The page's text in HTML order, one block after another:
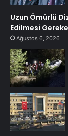
Uzun Ömürlü
Edilmesi
Ağustos 6, 2026